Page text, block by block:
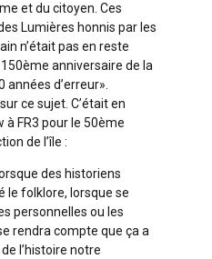
et du citoyen. Ces
Lumières honnis par les
n’était pas en reste
anniversaire de la
années d’erreur».
ce sujet. C’était en
à FR3 pour le 50ème
de l’île :
des historiens
le folklore, lorsque se
personnelles ou les
rendra compte que ça a
l’histoire notre